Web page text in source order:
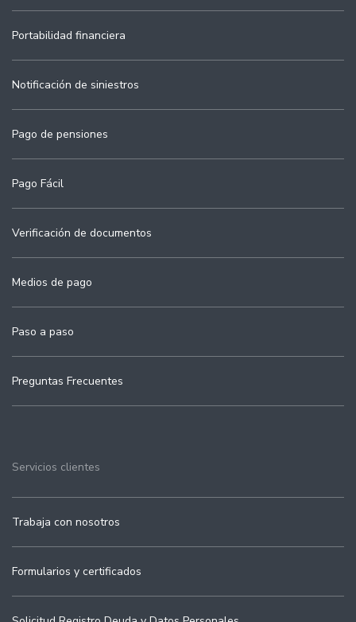
Portabilidad financiera
Notificación de siniestros
Pago de pensiones
Pago Fácil
Verificación de documentos
Medios de pago
Paso a paso
Preguntas Frecuentes
Servicios clientes
Trabaja con nosotros
Formularios y certificados